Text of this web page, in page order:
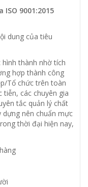
9001:2015
dung của tiêu
thành nhờ tích
hợp thành công
Tổ chức trên toàn
các chuyên gia
tắc quản lý chất
nên chuẩn mực
thời đại hiện nay,